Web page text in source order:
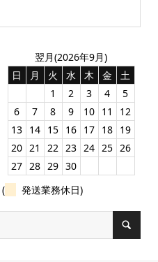
翌月(2026年9月)
日
月 火 水 木 金
土
1
2 3 4
5
6
7 8 9 10 11
12
13 14 15 16 17 18 19
20 21 22 23 24 25 26
27 28 29 30
(
発送業務休日)